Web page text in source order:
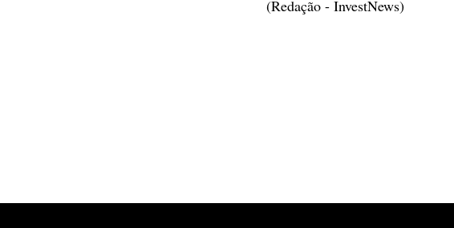
(Redação - InvestNews)